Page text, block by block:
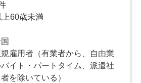
60歳未満
雇用者（有業者から、自由業
イト・パートタイム、派遣社
を除いている）